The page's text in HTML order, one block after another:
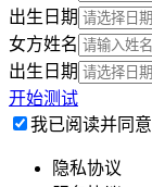
出生日期
女方姓名
出生日期
开始测试
我已阅读并同意
隐私协议